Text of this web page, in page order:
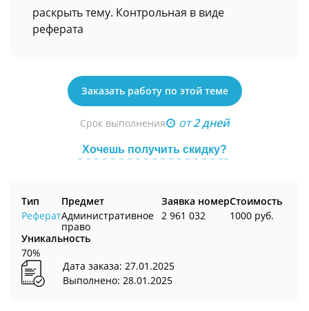
раскрыть тему. Контрольная в виде
реферата
Заказать работу по этой теме
Срок выполнения от2 дней
Хочешь получить скидку?
Тип
Реферат
Предмет
Административное
право
Заявка номер
2 961 032
Стоимость
1000 руб.
Уникальность
70%
Дата заказа: 27.01.2025
Выполнено: 28.01.2025